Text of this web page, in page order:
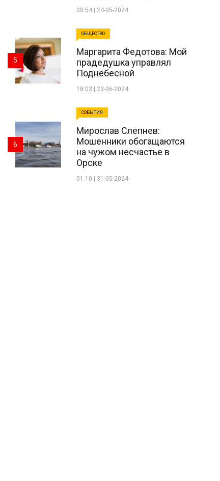
00:54 | 24-05-2024
ОБЩЕСТВО
Маргарита Федотова: Мой
прадедушка управлял
Поднебесной
18:03 | 23-06-2024
5
СОБЫТИЯ
Мирослав Слепнев:
Мошенники обогащаются
на чужом несчастье в
Орске
01:10 | 31-05-2024
6